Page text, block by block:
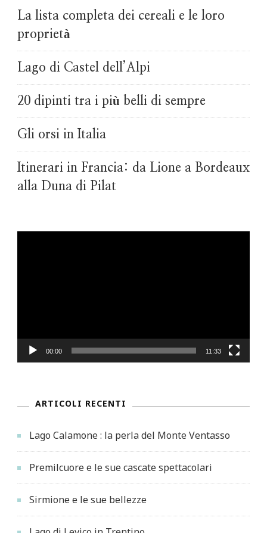
La lista completa dei cereali e le loro
proprietà
Lago di Castel dell’Alpi
20 dipinti tra i più belli di sempre
Gli orsi in Italia
Itinerari in Francia: da Lione a Bordeaux
alla Duna di Pilat
00:00 11:33
ARTICOLI RECENTI
Lago Calamone : la perla del Monte Ventasso
Premilcuore e le sue cascate spettacolari
Sirmione e le sue bellezze